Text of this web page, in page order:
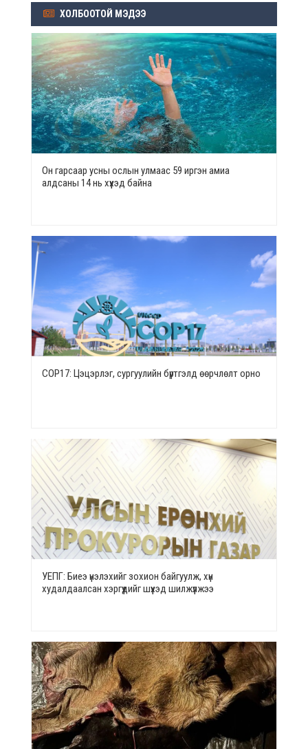
ХОЛБООТОЙ МЭДЭЭ
Он гарсаар усны ослын улмаас 59 иргэн амиа
алдсаны 14 нь хүүхэд байна
СОР17: Цэцэрлэг, сургуулийн бүртгэлд өөрчлөлт орно
УЕПГ: Биеэ үнэлэхийг зохион байгуулж, хүн
худалдаалсан хэргүүдийг шүүхэд шилжүүлжээ